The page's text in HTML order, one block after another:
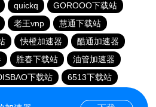
quickq
GOROOO下载站
老王vnp
慧通下载站
快橙加速器
酷通加速器
胜春下载站
油管加速器
下载站
6513下载站